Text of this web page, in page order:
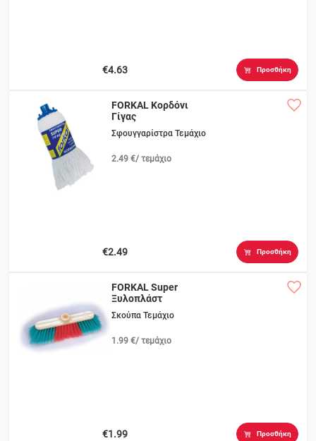
€4.63 Προσθήκη
FORKAL Κορδόνι
Γίγας
Σφουγγαρίστρα Τεμάχιο
2.49 €/ τεμάχιο
€2.49 Προσθήκη
FORKAL Super
Ξυλοπλάστ
Σκούπα Τεμάχιο
1.99 €/ τεμάχιο
€1.99 Προσθήκη